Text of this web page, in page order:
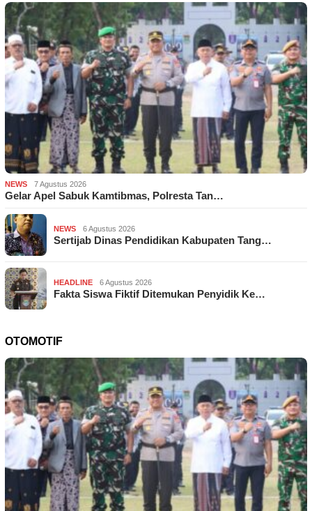
NEWS 7 Agustus 2026
Gelar Apel Sabuk Kamtibmas, Polresta Tan…
NEWS 6 Agustus 2026
Sertijab Dinas Pendidikan Kabupaten Tang…
HEADLINE 6 Agustus 2026
Fakta Siswa Fiktif Ditemukan Penyidik Ke…
OTOMOTIF